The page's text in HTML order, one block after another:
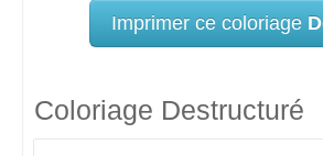
Imprimer ce coloriage
Coloriage Destructuré